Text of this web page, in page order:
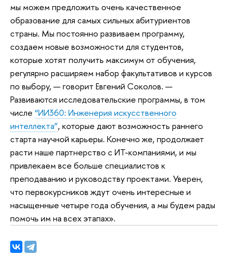
мы можем предложить очень качественное
образование для самых сильных абитуриентов
страны. Мы постоянно развиваем программу,
создаем новые возможности для студентов,
которые хотят получить максимум от обучения,
регулярно расширяем набор факультативов и курсов
по выбору, — говорит Евгений Соколов. —
Развиваются исследовательские программы, в том
числе “ИИ360: Инженерия искусственного
интеллекта”, которые дают возможность раннего
старта научной карьеры. Конечно же, продолжает
расти наше партнерство с ИТ-компаниями, и мы
привлекаем все больше специалистов к
преподаванию и руководству проектами. Уверен,
что первокурсников ждут очень интересные и
насыщенные четыре года обучения, а мы будем рады
помочь им на всех этапах».